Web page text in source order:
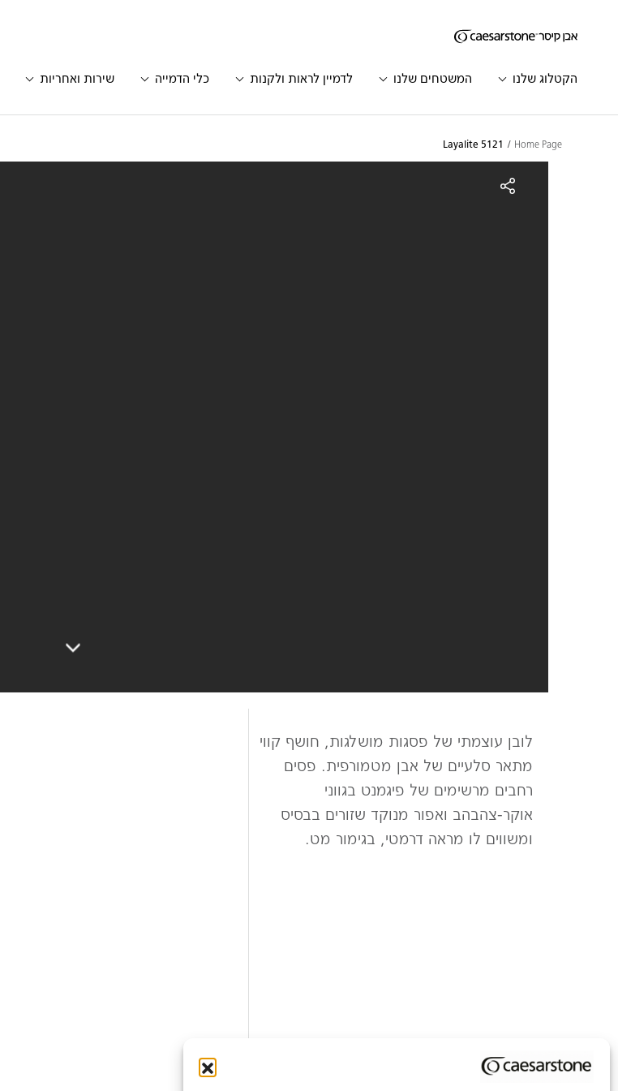
דילוג לתוכן המרכזי
הקטלוג שלנו המשטחים שלנו לדמיין לראות ולקנות כלי הדמייה שירות ואחריות
Skip to Main Footer
Home Page
5121 Layalite
לובן עוצמתי של פסגות מושלגות, חושף קווי
מתאר סלעיים של אבן מטמורפית. פסים
רחבים מרשימים של פיגמנט בגווני
אוקר-צהבהב ואפור מנוקד שזורים בבסיס
ומשווים לו מראה דרמטי, בגימור מט.